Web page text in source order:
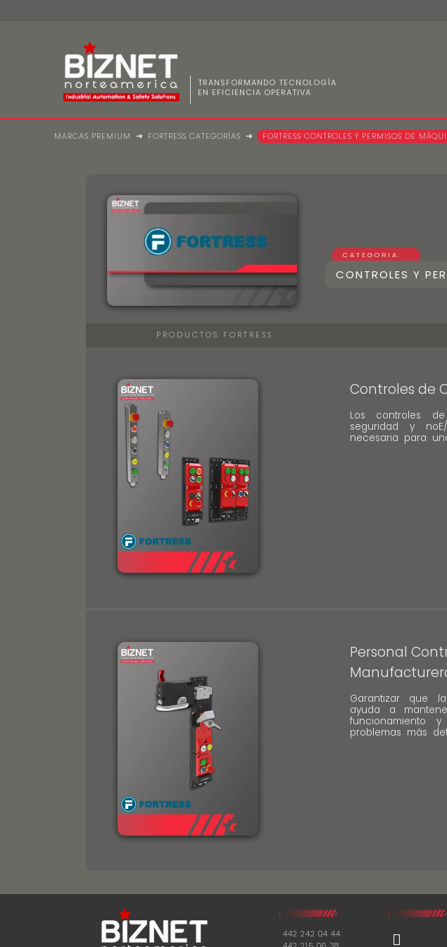
TRANSFORMANDO TECNOLOGÍA
EN EFICIENCIA OPERATIVA
⛶ Home Compañía Marcas Premium Contacto
MARCAS PREMIUM FORTRESS CATEGORÍAS FORTRESS CONTROLES Y PERMISOS DE
CATEGORIA:
CONTROLES Y
PRODUCTOS FORTRESS
Controles de
Los controles
seguridad y
necesaria para
Personal
Garantizar que
ayuda a
funcionamiento
problemas más
442 242 04 44